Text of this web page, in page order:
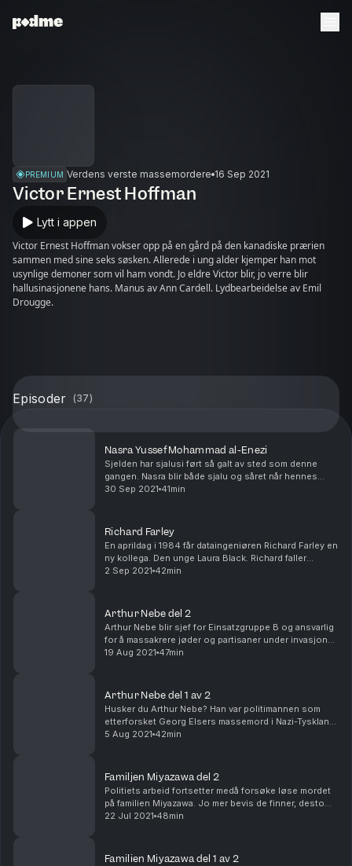
PREMIUM Verdens verste massemordere 16 Sep 2021
Victor Ernest Hoffman
Lytt i appen
Victor Ernest Hoffman vokser opp på en gård på den kanadiske prærien
sammen med sine seks søsken. Allerede i ung alder kjemper han mot
usynlige demoner som vil ham vondt. Jo eldre Victor blir, jo verre blir
hallusinasjonene hans. Manus av Ann Cardell. Lydbearbeidelse av Emil
Drougge.
Episoder (37)
Nasra Yussef Mohammad al-Enezi
Sjelden har sjalusi ført så galt av sted som denne
gangen. Nasra blir både sjalu og såret når hennes
mann er i ferd med å skaffe seg en ny kone, og hun
30 Sep 2021 41min
Richard Farley
En aprildag i 1984 får dataingeniøren Richard Farley en
ny kollega. Den unge Laura Black. Richard faller
pladask og han han ber Laura ut på en date, men hun
2 Sep 2021 42min
Arthur Nebe del 2
Arthur Nebe blir sjef for Einsatzgruppe B og ansvarlig
for å massakrere jøder og partisaner under invasjonen
av Sovjetunionen. Dessuten blir han sjef for Interpol
19 Aug 2021 47min
Arthur Nebe del 1 av 2
Husker du Arthur Nebe? Han var politimannen som
etterforsket Georg Elsers massemord i Nazi-Tyskland.
Han framsto å være kompetent og rimelig, men det var
5 Aug 2021 42min
Familjen Miyazawa del 2
Politiets arbeid fortsetter medå forsøke løse mordet
på familien Miyazawa. Jo mer bevis de finner, desto
merkeligere blir gåten. Manus av Anna Renström og
22 Jul 2021 48min
Familien Miyazawa del 1 av 2